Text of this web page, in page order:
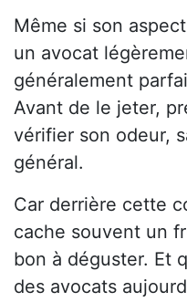
Même si son
un avocat
généralement
Avant de le jeter,
vérifier son odeur,
général.
Car derrière cette
cache souvent un
bon à déguster. Et
des avocats